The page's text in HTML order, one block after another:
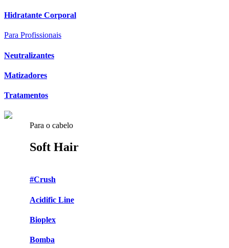
Hidratante Corporal
Para Profissionais
Neutralizantes
Matizadores
Tratamentos
Para o cabelo
Soft Hair
#Crush
Acidific Line
Bioplex
Bomba